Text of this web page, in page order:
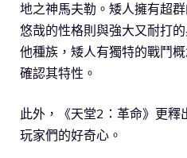
地之神馬夫勒。矮人擁有超
悠哉的性格則與強大又耐打
他種族，矮人有獨特的戰鬥
確認其特性。
此外，《天堂2：革命》更釋
玩家們的好奇心。